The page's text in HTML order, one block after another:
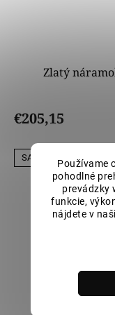
Používame
pohodlné
prevádzky
funkcie,
nájdete v
Zlatý
€205,15
SALECODE:LILI5:5:%